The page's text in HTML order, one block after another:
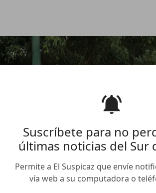
Suscríbete para no
últimas noticias del Sur
Permite a El Suspicaz que envíe
vía web a su computadora o